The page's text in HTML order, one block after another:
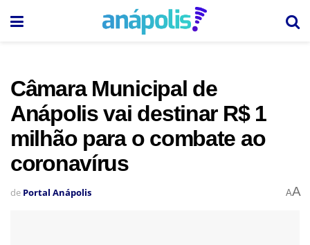
Câmara Municipal de
Anápolis vai destinar R$ 1
milhão para o combate ao
coronavírus
de Portal Anápolis AA